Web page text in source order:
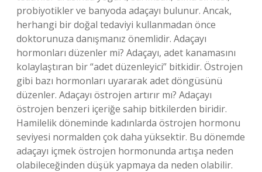
probiyotikler ve banyoda adaçayı bulunur. Ancak,
herhangi bir doğal tedaviyi kullanmadan önce
doktorunuza danışmanız önemlidir. Adaçayı
hormonları düzenler mi? Adaçayı, adet kanamasını
kolaylaştıran bir “adet düzenleyici” bitkidir. Östrojen
gibi bazı hormonları uyararak adet döngüsünü
düzenler. Adaçayı östrojen artırır mı? Adaçayı
östrojen benzeri içeriğe sahip bitkilerden biridir.
Hamilelik döneminde kadınlarda östrojen hormonu
seviyesi normalden çok daha yüksektir. Bu dönemde
adaçayı içmek östrojen hormonunda artışa neden
olabileceğinden düşük yapmaya da neden olabilir.